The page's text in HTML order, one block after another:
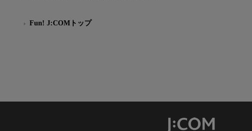
Fun! J:COMトップ